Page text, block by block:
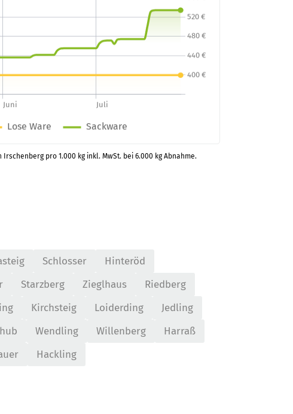
pro 1.000 kg inkl. MwSt. bei 6.000 kg Abnahme.
Schlosser
Hinteröd
Starzberg Zieglhaus
Riedberg
Kirchsteig Loiderding
Jedling
Wendling Willenberg
Harraß
Hackling